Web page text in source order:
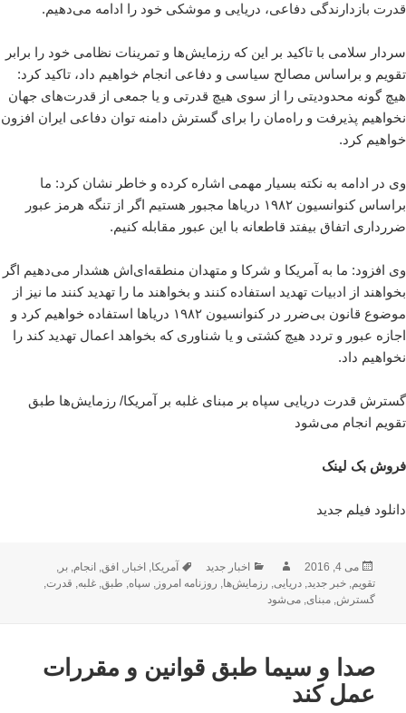
قدرت بازدارندگی دفاعی، دریایی و موشکی خود را ادامه می‌دهیم.
سردار سلامی با تاکید بر این که رزمایش‌ها و تمرینات نظامی خود را برابر
تقویم و براساس مصالح سیاسی و دفاعی انجام خواهیم داد، تاکید کرد:
هیچ گونه محدودیتی را از سوی هیچ قدرتی و یا جمعی از قدرت‌های جهان
نخواهیم پذیرفت و راه‌مان را برای گسترش دامنه توان دفاعی ایران افزون
خواهیم کرد.
وی در ادامه به نکته بسیار مهمی اشاره کرده و خاطر نشان کرد: ما
براساس کنوانسیون ۱۹۸۲ دریاها مجبور هستیم اگر از تنگه هرمز عبور
ضررداری اتفاق بیفتد قاطعانه با این عبور مقابله کنیم.
وی افزود: ما به آمریکا و شرکا و متهدان منطقه‌ای‌اش هشدار می‌دهیم اگر
بخواهند از ادبیات تهدید استفاده کنند و بخواهند ما را تهدید کنند ما نیز از
موضوع قانون بی‌ضرر در کنوانسیون ۱۹۸۲ دریاها استفاده خواهیم کرد و
اجازه عبور و تردد هیچ کشتی و یا شناوری که بخواهد اعمال تهدید کند را
نخواهیم داد.
گسترش قدرت دریایی سپاه بر مبنای غلبه بر آمریکا/ رزمایش‌ها طبق
تقویم انجام می‌شود
فروش بک لینک
دانلود فیلم جدید
ارسال
شده
در
می 4, 2016 نویسندهدسته‌ها
اخبار جدید برچسب‌ها
آمریکا ,اخبار ,افق ,انجام ,بر
تقویم ,خبر جدید ,دریایی رزمایش‌ها روزنامه امروز سپاه طبق ,غلبه قدرت
گسترش ,مبنای ,می‌شود
صدا و سیما طبق قوانین و مقررات
عمل کند